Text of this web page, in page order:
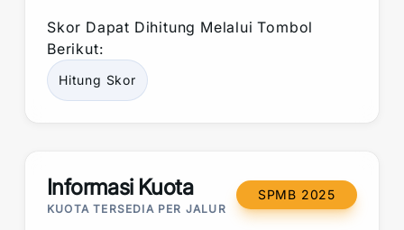
Skor Dapat Dihitung Melalui Tombol
Berikut:
Hitung Skor
Informasi Kuota
KUOTA TERSEDIA PER JALUR
SPMB 2025